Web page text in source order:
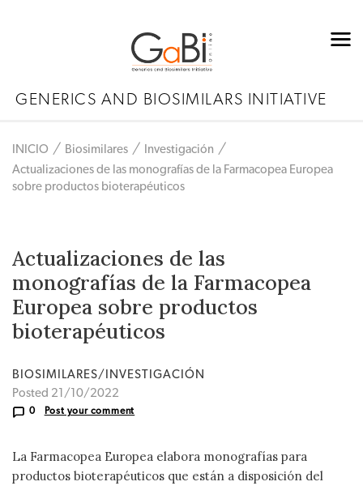
GENERICS AND BIOSIMILARS INITIATIVE
INICIO Biosimilares
Investigación
Actualizaciones de las monografías de la Farmacopea Europea
sobre productos bioterapéuticos
Actualizaciones de las
monografías de la Farmacopea
Europea sobre productos
bioterapéuticos
BIOSIMILARES/INVESTIGACIÓN
Posted 21/10/2022
0 Post your comment
La Farmacopea Europea elabora monografías para
productos bioterapéuticos que están a disposición del